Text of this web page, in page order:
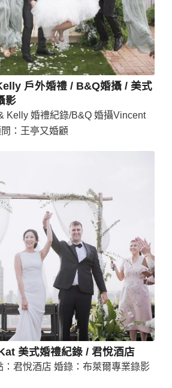
戶外婚禮 / B&Q婚攝 / 美式
影
Kelly 婚禮紀錄/B&Q 婚攝Vincent
：王亭又婚顧
美式婚禮紀錄 / 君悅酒店
君悅酒店 婚錄：布萊爾專業錄影